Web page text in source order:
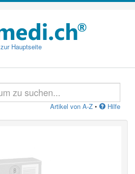
zur Hauptseite
Artikel von A-Z • Hilfe